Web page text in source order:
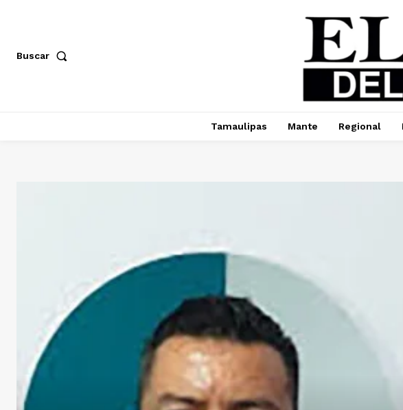
Buscar
Tamaulipas Mante Regional